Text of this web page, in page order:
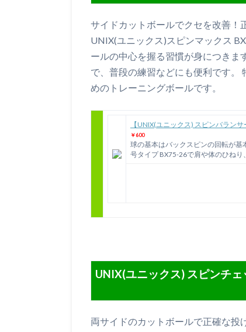
サイドカットボールでクセを改善！
UNIX(ユニックス)スピンマックス
ールの中心を握る習慣が身につきま
で、普段の練習などにも便利です。
めのトレーニングボールです。
【UNIX(ユニックス) スピンバラン
￥600
球の基本はバックスピンの回転が基
号タイプ BX75-26で肩や体のひねり
UNIX(ユニックス) スピンチ
両サイドのカットボールで正確な投